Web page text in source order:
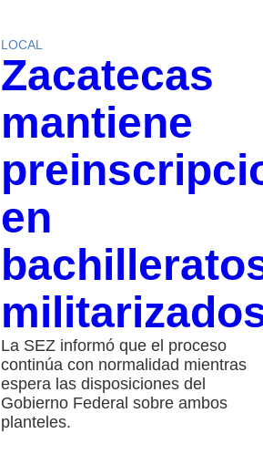
LOCAL
Zacatecas
mantiene
en
La SEZ informó que el proceso
continúa con normalidad mientras
espera las disposiciones del
Gobierno Federal sobre ambos
planteles.